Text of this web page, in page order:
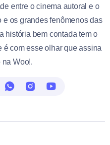
entre o cinema autoral e o
e os grandes fenômenos das
história bem contada tem o
é com esse olhar que assina
na Woo!.